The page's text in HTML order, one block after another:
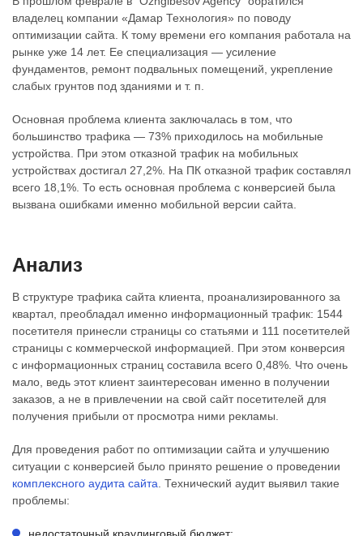
владелец компании «Дамар Технология» по поводу
оптимизации сайта. К тому времени его компания работала на
рынке уже 14 лет. Ее специализация — усиление
фундаментов, ремонт подвальных помещений, укрепление
слабых грунтов под зданиями и т. п.
Основная проблема клиента заключалась в том, что
большинство трафика — 73% приходилось на мобильные
устройства. При этом отказной трафик на мобильных
устройствах достигал 27,2%. На ПК отказной трафик составлял
всего 18,1%. То есть основная проблема с конверсией была
вызвана ошибками именно мобильной версии сайта.
​Анализ
В структуре трафика сайта клиента, проанализированного за
квартал, преобладал именно информационный трафик: 1544
посетителя принесли страницы со статьями и 111 посетителей
страницы с коммерческой информацией. При этом конверсия
с информационных страниц составила всего 0,48%. Что очень
мало, ведь этот клиент заинтересован именно в получении
заказов, а не в привлечении на свой сайт посетителей для
получения прибыли от просмотра ними рекламы.
Для проведения работ по оптимизации сайта и улучшению
ситуации с конверсией было принято решение о проведении
комплексного аудита сайта . Технический аудит выявил такие
проблемы: